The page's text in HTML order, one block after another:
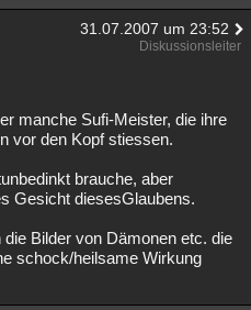
31.07.2007 um 23:52
Diskussionsleiter
manche Sufi-Meister, die ihre
vor den Kopf stiessen.
brauche, aber
Gesicht diesesGlaubens.
Bilder von Dämonen etc. die
schock/heilsame Wirkung